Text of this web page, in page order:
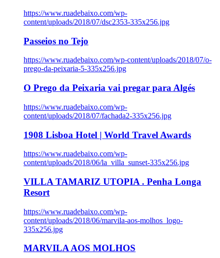
https://www.ruadebaixo.com/wp-
content/uploads/2018/07/dsc2353-335x256.jpg
Passeios no Tejo
https://www.ruadebaixo.com/wp-content/uploads/2018/07/o-
prego-da-peixaria-5-335x256.jpg
O Prego da Peixaria vai pregar para Algés
https://www.ruadebaixo.com/wp-
content/uploads/2018/07/fachada2-335x256.jpg
1908 Lisboa Hotel | World Travel Awards
https://www.ruadebaixo.com/wp-
content/uploads/2018/06/la_villa_sunset-335x256.jpg
VILLA TAMARIZ UTOPIA . Penha Longa
Resort
https://www.ruadebaixo.com/wp-
content/uploads/2018/06/marvila-aos-molhos_logo-
335x256.jpg
MARVILA AOS MOLHOS